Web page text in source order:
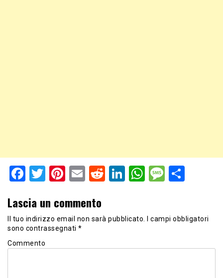
Facebook
Twitter
Pinterest
EmailRedditLinkedIn
WhatsApp
Lascia un commento
Il tuo indirizzo email non sarà pubblicato.
I campi obbligatori
sono contrassegnati *
Commento